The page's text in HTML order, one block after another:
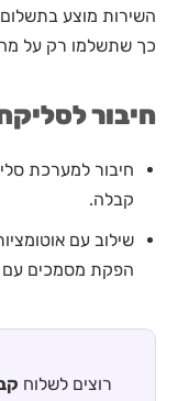
השירות מוצע
כך שתשלמו רק על
חיבור
חיבור למערכת
קבלה.
שילוב עם
הפקת מסמכים עם Webhook.
רוצים לשלוח